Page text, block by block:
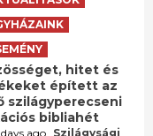
hitet és
épített az
szilágyperecseni
bibliahét
ago
Szilágysági